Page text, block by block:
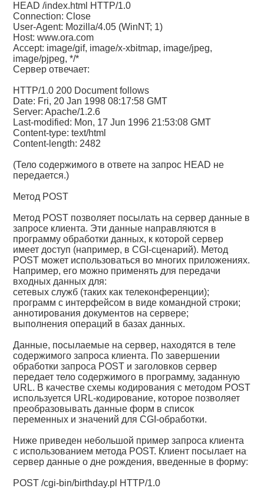
HEAD /index.html HTTP/1.0
Connection: Close
User-Agent: Mozilla/4.05 (WinNT; 1)
Host: www.ora.com
Accept: image/gif, image/x-xbitmap, image/jpeg,
image/pjpeg, */*
Сервер отвечает:
HTTP/1.0 200 Document follows
Date: Fri, 20 Jan 1998 08:17:58 GMT
Server: Apache/1.2.6
Last-modified: Mon, 17 Jun 1996 21:53:08 GMT
Content-type: text/html
Content-length: 2482
(Тело содержимого в ответе на запрос HEAD не
передается.)
Метод POST
Метод POST позволяет посылать на сервер данные в
запросе клиента. Эти данные направляются в
программу обработки данных, к которой сервер
имеет доступ (например, в CGI-сценарий). Метод
POST может использоваться во многих приложениях.
Например, его можно применять для передачи
входных данных для:
сетевых служб (таких как телеконференции);
программ с интерфейсом в виде командной строки;
аннотирования документов на сервере;
выполнения операций в базах данных.
Данные, посылаемые на сервер, находятся в теле
содержимого запроса клиента. По завершении
обработки запроса POST и заголовков сервер
передает тело содержимого в программу, заданную
URL. В качестве схемы кодирования с методом POST
используется URL-кодирование, которое позволяет
преобразовывать данные форм в список
переменных и значений для CGI-обработки.
Ниже приведен небольшой пример запроса клиента
с использованием метода POST. Клиент посылает на
сервер данные о дне рождения, введенные в форму:
POST /cgi-bin/birthday.pl HTTP/1.0